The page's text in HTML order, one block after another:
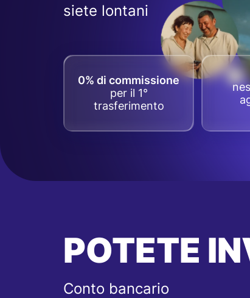
siete lontani
0% di commissione
per il 1°
trasferimento
POTETE
Conto bancario